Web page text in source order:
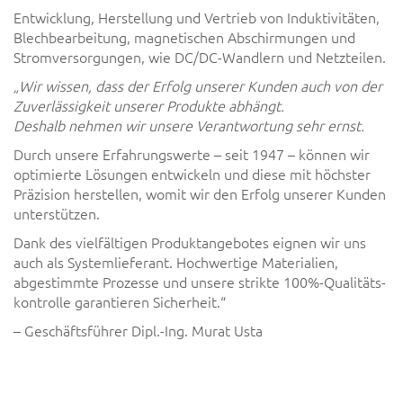
Entwicklung, Herstellung und Vertrieb von Induktivitäten,
Blech­bearbeitung, magnetischen Ab­schirm­ungen und
Stromversorgungen, wie DC/DC-Wandlern und Netzteilen.
„Wir wissen, dass der Erfolg unserer Kunden auch von der
Zuverl­ässigkeit unserer Produkte ab­hängt.
Deshalb nehmen wir unsere Verant­wortung sehr ernst.
Durch unsere Erfahrungswerte – seit 1947 – können wir
optimierte Lösungen entwickeln und diese mit höchster
Präzision herstellen, womit wir den Erfolg unserer Kunden
unterstützen.
Dank des vielfältigen Produktangebotes eignen wir uns
auch als Systemlieferant. Hochwertige Materialien,
abgestimmte Prozesse und unsere strikte 100%-Qualitäts­
kontrolle garantieren Sicherheit.“
– Geschäftsführer Dipl.-Ing. Murat Usta